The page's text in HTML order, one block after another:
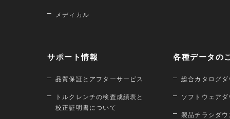
メディカル
サポート情報
品質保証とアフターサービス
トルクレンチの検査成績表と
校正証明書について
各種データの
総合カタログ
ソフトウェア
製品チラシダ